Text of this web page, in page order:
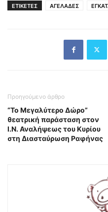
ΕΤΙΚΕΤΕΣ ΑΓΕΛΑΔΕΣ
Προηγούμενο άρθρο
“Το Μεγαλύτερο Δώρο”
θεατρική παράσταση στον
Ι.Ν. Αναλήψεως του Κυρίου
στη Διασταύρωση Ραφήνας